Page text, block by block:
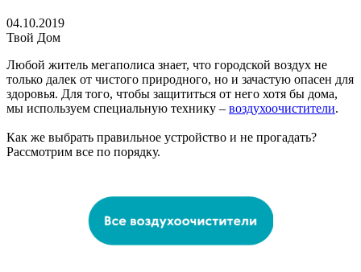
04.10.2019
Твой Дом
Любой житель мегаполиса знает, что городской воздух не
только далек от чистого природного, но и зачастую опасен для
здоровья. Для того, чтобы защититься от него хотя бы дома,
мы используем специальную технику – воздухоочистители.
Как же выбрать правильное устройство и не прогадать?
Рассмотрим все по порядку.